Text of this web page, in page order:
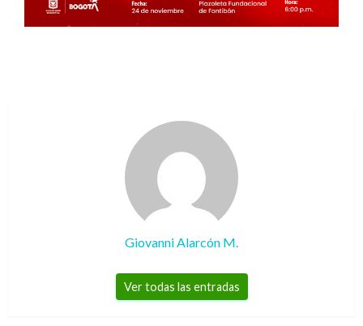
Giovanni Alarcón M.
Ver todas las entradas